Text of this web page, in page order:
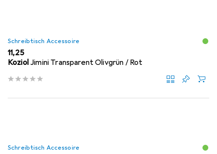
Schreibtisch Accessoire
EUR
11,25
Koziol Jimini Transparent Olivgrün / Rot
Schreibtisch Accessoire